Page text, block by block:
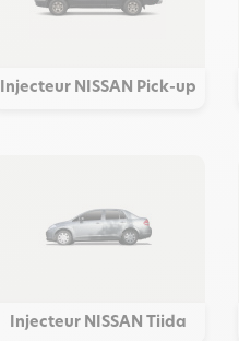
Injecteur NISSAN Pick-up
Injecteur NISSAN Tiida